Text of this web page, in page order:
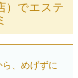
）でエステ
、めげずに